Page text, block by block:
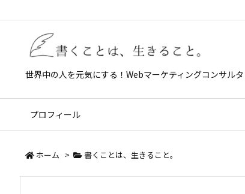
世界中の人を元気にする！Webマーケティングコンサルタ
プロフィール
ホーム > 書くことは、生きること。